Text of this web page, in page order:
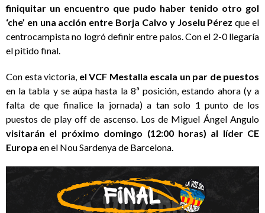
finiquitar un encuentro que pudo haber tenido otro gol
‘che’ en una acción entre Borja Calvo y Joselu Pérez que el
centrocampista no logró definir entre palos. Con el 2-0 llegaría
el pitido final.
Con esta victoria, el VCF Mestalla escala un par de puestos
en la tabla y se aúpa hasta la 8ª posición, estando ahora (y a
falta de que finalice la jornada) a tan solo 1 punto de los
puestos de play off de ascenso. Los de Miguel Ángel Angulo
visitarán el próximo domingo (12:00 horas) al líder CE
Europa en el Nou Sardenya de Barcelona.